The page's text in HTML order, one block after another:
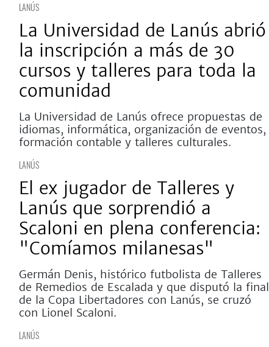
LANÚS
La Universidad de Lanús abrió
la inscripción a más de 30
cursos y talleres para toda la
comunidad
La Universidad de Lanús ofrece propuestas de
idiomas, informática, organización de eventos,
formación contable y talleres culturales.
LANÚS
El ex jugador de Talleres y
Lanús que sorprendió a
Scaloni en plena conferencia:
"Comíamos milanesas"
Germán Denis, histórico futbolista de Talleres
de Remedios de Escalada y que disputó la final
de la Copa Libertadores con Lanús, se cruzó
con Lionel Scaloni.
LANÚS